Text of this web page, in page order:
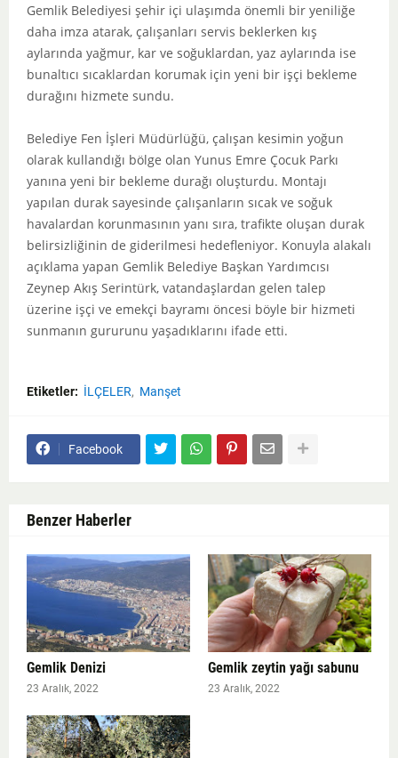
Gemlik Belediyesi şehir içi ulaşımda önemli bir yeniliğe
daha imza atarak, çalışanları servis beklerken kış
aylarında yağmur, kar ve soğuklardan, yaz aylarında ise
bunaltıcı sıcaklardan korumak için yeni bir işçi bekleme
durağını hizmete sundu.
Belediye Fen İşleri Müdürlüğü, çalışan kesimin yoğun
olarak kullandığı bölge olan Yunus Emre Çocuk Parkı
yanına yeni bir bekleme durağı oluşturdu. Montajı
yapılan durak sayesinde çalışanların sıcak ve soğuk
havalardan korunmasının yanı sıra, trafikte oluşan durak
belirsizliğinin de giderilmesi hedefleniyor. Konuyla alakalı
açıklama yapan Gemlik Belediye Başkan Yardımcısı
Zeynep Akış Serintürk, vatandaşlardan gelen talep
üzerine işçi ve emekçi bayramı öncesi böyle bir hizmeti
sunmanın gururunu yaşadıklarını ifade etti.
Etiketler: İLÇELER Manşet
Facebook
Benzer Haberler
Gemlik Denizi
23 Aralık, 2022
Gemlik zeytin yağı sabunu
23 Aralık, 2022